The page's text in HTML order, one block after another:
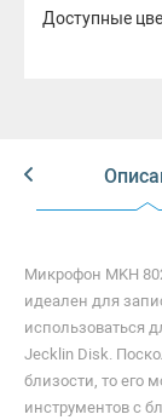
Доступные
Микрофон MKH
идеален для
использоваться
Jecklin Disk.
близости, то его
инструментов с